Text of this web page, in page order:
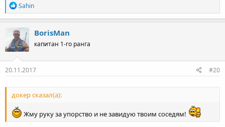
Р
е
а
к
ц
и
и
:
Sahin
BorisMan
капитан 1-го ранга
20.11.2017 #20
докер сказал(а):
Жму руку за упорство и не завидую твоим соседям!